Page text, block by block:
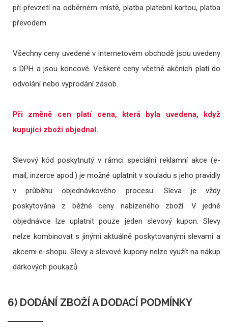
při převzetí na odběrném místě, platba platební kartou, platba
převodem.
Všechny ceny uvedené v internetovém obchodě jsou uvedeny
s DPH a jsou koncové. Veškeré ceny včetně akčních platí do
odvolání nebo vyprodání zásob.
Při změně cen platí cena, která byla uvedena, když
kupující zboží objednal.
Slevový kód poskytnutý v rámci speciální reklamní akce (e-
mail, inzerce apod.) je možné uplatnit v souladu s jeho pravidly
v průběhu objednávkového procesu. Sleva je vždy
poskytována z běžné ceny nabízeného zboží. V jedné
objednávce lze uplatnit pouze jeden slevový kupon. Slevy
nelze kombinovat s jinými aktuálně poskytovanými slevami a
akcemi e-shopu. Slevy a slevové kupony nelze využít na nákup
dárkových poukazů.
6) DODÁNÍ ZBOŽÍ A DODACÍ PODMÍNKY